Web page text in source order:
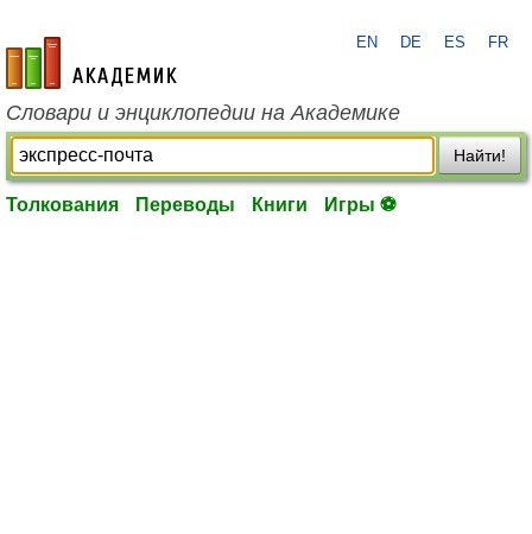
academic.ru
EN DE ES FR
Словари и энциклопедии на Академике
Найти!
Толкования Переводы Книги Игры ⚽